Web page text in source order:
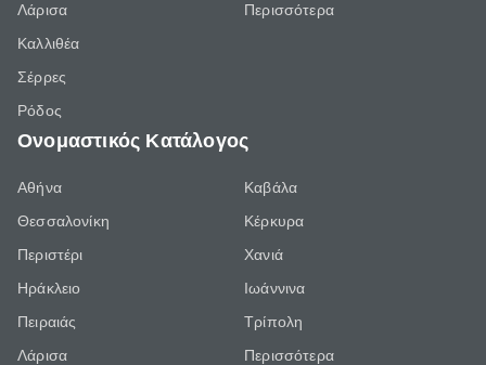
Λάρισα
Καλλιθέα
Σέρρες
Ρόδος
Περισσότερα
Ονομαστικός Κατάλογος
Αθήνα
Θεσσαλονίκη
Περιστέρι
Ηράκλειο
Πειραιάς
Λάρισα
Καβάλα
Κέρκυρα
Χανιά
Ιωάννινα
Τρίπολη
Περισσότερα